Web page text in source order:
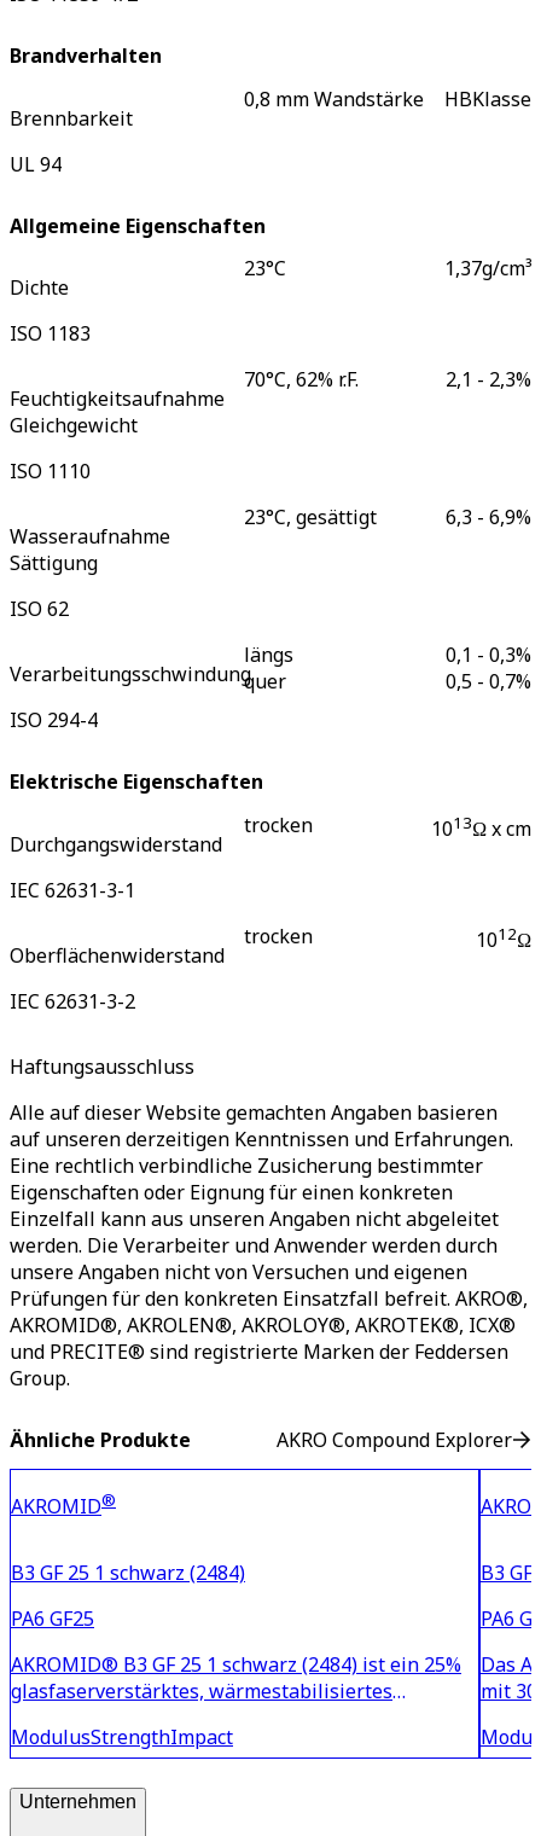
Brandverhalten
Brennbarkeit
UL 94
0,8 mm Wandstärke HBKlasse
Allgemeine Eigenschaften
Dichte
ISO 1183
23°C 1,37g/cm³
Feuchtigkeitsaufnahme
Gleichgewicht
ISO 1110
70°C, 62% r.F. 2,1 - 2,3%
Wasseraufnahme
Sättigung
ISO 62
23°C, gesättigt 6,3 - 6,9%
Verarbeitungsschwindung
ISO 294-4
längs
quer
0,1 - 0,3%
0,5 - 0,7%
Elektrische Eigenschaften
Durchgangswiderstand
IEC 62631-3-1
trocken 1013Ω x cm
Oberflächenwiderstand
IEC 62631-3-2
trocken 1012Ω
Haftungsausschluss
Alle auf dieser Website gemachten Angaben basieren
auf unseren derzeitigen Kenntnissen und Erfahrungen.
Eine rechtlich verbindliche Zusicherung bestimmter
Eigenschaften oder Eignung für einen konkreten
Einzelfall kann aus unseren Angaben nicht abgeleitet
werden. Die Verarbeiter und Anwender werden durch
unsere Angaben nicht von Versuchen und eigenen
Prüfungen für den konkreten Einsatzfall befreit. AKRO®,
AKROMID®, AKROLEN®, AKROLOY®, AKROTEK®, ICX®
und PRECITE® sind registrierte Marken der Feddersen
Group.
Ähnliche Produkte AKRO Compound Explorer
AKROMID®
B3 GF 25 1 schwarz (2484)
PA6 GF25
AKROMID® B3 GF 25 1 schwarz (2484) ist ein 25%
glasfaserverstärktes, wärmestabilisiertes
ModulusStrengthImpact
B3
PA6
Das
mit
aus.
Unternehmen